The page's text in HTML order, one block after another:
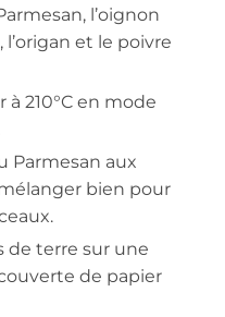
l’oignon
et le poivre
210°C en mode
Parmesan aux
bien pour
de terre sur une
de papier